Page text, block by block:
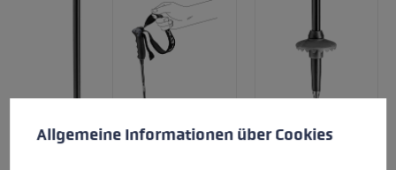
Cookie-Voreinstellungen
Allgemeine Informationen über Cookies